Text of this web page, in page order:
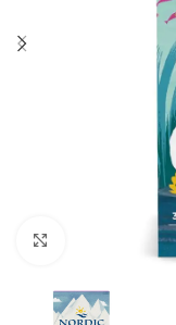
Click to enlarge